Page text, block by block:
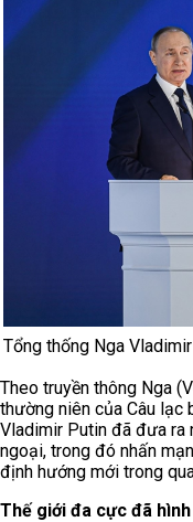
Tổng thống Nga
Theo truyền thông Nga
thường niên của Câu lạc
Vladimir Putin đã đưa ra
ngoại, trong đó nhấn
định hướng mới trong
Thế giới đa cực đã